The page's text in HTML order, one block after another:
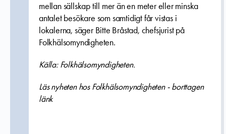
mellan sällskap till mer än en meter eller minska
antalet besökare som samtidigt får vistas i
lokalerna, säger Bitte Bråstad, chefsjurist på
Folkhälsomyndigheten.
Källa: Folkhälsomyndigheten.
Läs nyheten hos Folkhälsomyndigheten - borttagen
länk